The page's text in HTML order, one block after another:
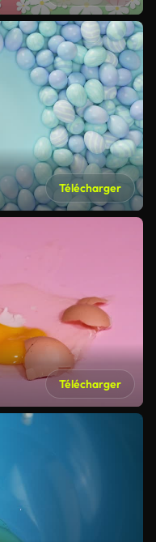
Télécharger
Télécharger